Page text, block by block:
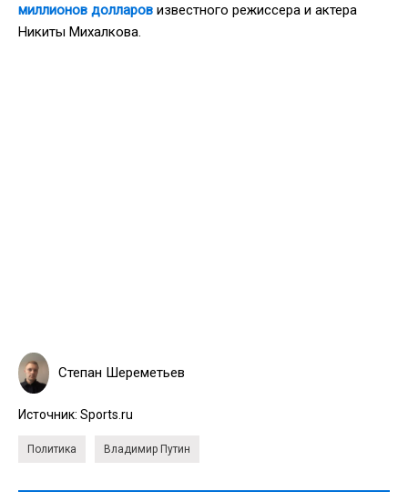
миллионов долларов известного режиссера и актера
Никиты Михалкова.
Степан Шереметьев
Источник: Sports.ru
Политика Владимир Путин